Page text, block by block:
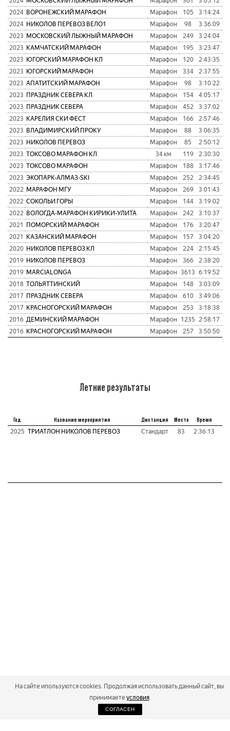
2024 ВОРОНЕЖСКИЙ МАРАФОН Марафон 105 3:14:24
2024 НИКОЛОВ ПЕРЕВОЗ ВЕЛО1 Марафон 98 3:36:09
2023 МОСКОВСКИЙ ЛЫЖНЫЙ МАРАФОН Марафон 249 3:24:04
2023 КАМЧАТСКИЙ МАРАФОН Марафон 195 3:23:47
2023 ЮГОРСКИЙ МАРАФОН КЛ Марафон 120 2:43:35
2023 ЮГОРСКИЙ МАРАФОН Марафон 334 2:37:55
2023 АПАТИТСКИЙ МАРАФОН Марафон 98 3:10:22
2023 ПРАЗДНИК СЕВЕРА КЛ Марафон 154 4:05:17
2023 ПРАЗДНИК СЕВЕРА Марафон 452 3:37:02
2023 КАРЕЛИЯ СКИ ФЕСТ Марафон 166 2:57:46
2023 ВЛАДИМИРСКИЙ ПРОКУ Марафон 88 3:06:35
2023 НИКОЛОВ ПЕРЕВОЗ Марафон 85 2:50:12
2023 ТОКСОВО МАРАФОН КЛ 34 км 119
2:30:30
2023 ТОКСОВО МАРАФОН Марафон 188 3:17:46
2023 ЭКОПАРК-АЛМАЗ-SKI Марафон 252 2:34:45
2022 МАРАФОН МГУ Марафон 269 3:01:43
2022 СОКОЛЬИ ГОРЫ Марафон 144 3:19:02
2022 ВОЛОГДА-МАРАФОН КИРИКИ-УЛИТА Марафон 242 3:10:37
2021 ПОМОРСКИЙ МАРАФОН Марафон 176 3:20:47
2021 КАЗАНСКИЙ МАРАФОН Марафон 157 3:04:20
2020 НИКОЛОВ ПЕРЕВОЗ КЛ Марафон 224 2:15:45
2019 НИКОЛОВ ПЕРЕВОЗ Марафон 366 2:38:20
2019 MARCIALONGA Марафон 3613 6:19:52
2018 ТОЛЬЯТТИНСКИЙ Марафон 148 3:03:09
2017 ПРАЗДНИК СЕВЕРА Марафон 610 3:49:06
2017 КРАСНОГОРСКИЙ МАРАФОН Марафон 253 3:18:38
2016 ДЕМИНСКИЙ МАРАФОН Марафон 1235 2:58:17
2016 КРАСНОГОРСКИЙ МАРАФОН Марафон 257 3:50:50
Летние результаты
Год Название мероприятия Дистанция Место Время
2025 ТРИАТЛОН НИКОЛОВ ПЕРЕВОЗ Стандарт 83 2:36:13
На сайте ипользуются cookies. Продолжая использовать данный сайт, вы
принимаете условия
СОГЛАСЕН